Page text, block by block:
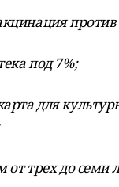
против
под 7%;
для
от трех до семи